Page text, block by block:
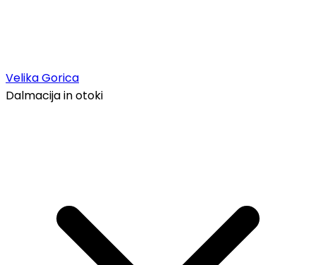
Velika Gorica
Dalmacija in otoki